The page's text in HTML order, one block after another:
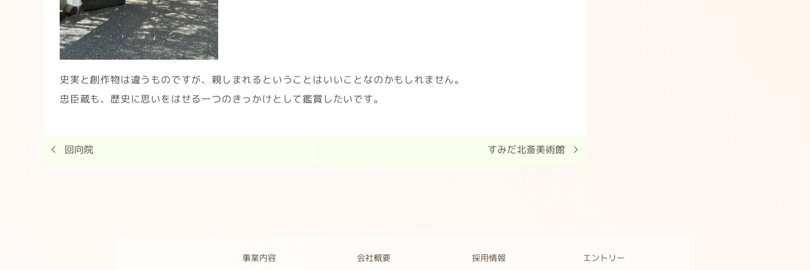
史実と創作物は違うものですが、親しまれるということはいいことなのかもしれません。
忠臣蔵も、歴史に思いをはせる一つのきっかけとして鑑賞したいです。
回向院 すみだ北斎美術館
事業内容 会社概要 採用情報 エントリー